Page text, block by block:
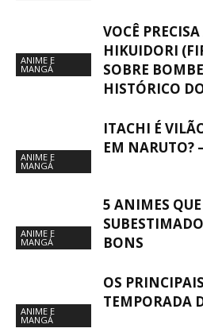
ANIME E
MANGÁ
VOCÊ
HIKUIDORI
SOBRE
HISTÓRICO
ANIME E
MANGÁ
ITACHI É
EM NARUTO?
ANIME E
MANGÁ
5 ANIMES
BONS
ANIME E
MANGÁ
OS
TEMPORADA